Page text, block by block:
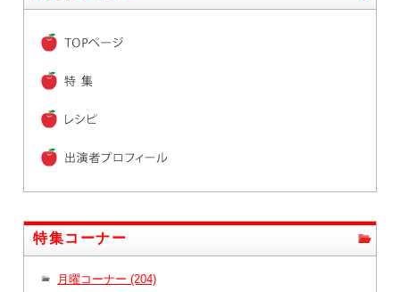
特集コーナー
月曜コーナー (204)